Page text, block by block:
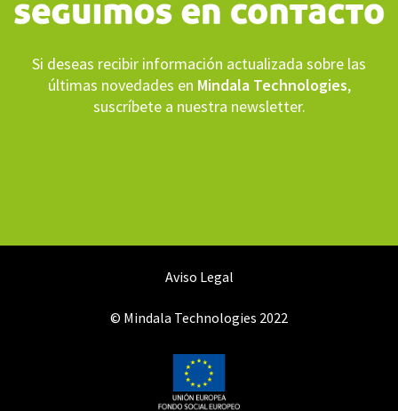
Si deseas recibir información actualizada sobre las
últimas novedades en Mindala Technologies,
suscríbete a nuestra newsletter.
Aviso Legal
© Mindala Technologies 2022